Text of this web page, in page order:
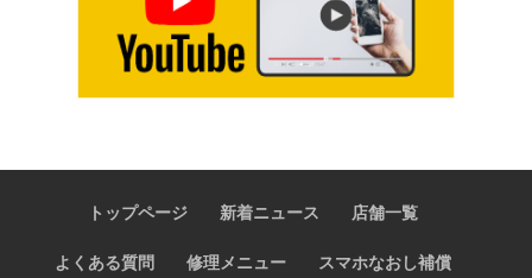
トップページ 新着ニュース 店舗一覧
よくある質問 修理メニュー スマホなおし補償